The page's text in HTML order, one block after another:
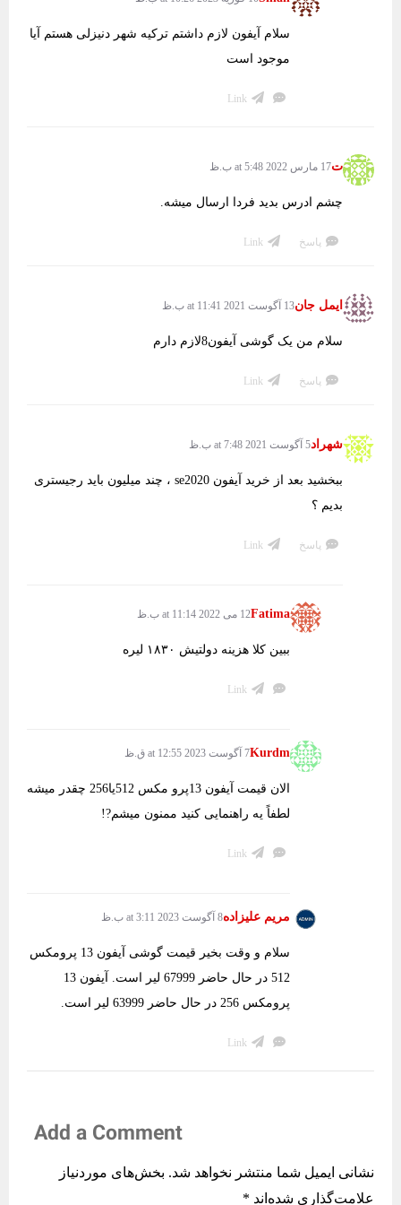
سلام آیفون لازم داشتم ترکیه شهر دنیزلی هستم آیا
موجود است
Link
ت17 مارس 2022 at 5:48 ب.ظ
چشم ادرس بدید فردا ارسال میشه.
پاسخ Link
ایمل جان13 آگوست 2021 at 11:41 ب.ظ
سلام من یک گوشی آیفون8لازم دارم
پاسخ Link
شهراد5 آگوست 2021 at 7:48 ب.ظ
ببخشید بعد از خرید آیفون se2020 ، چند میلیون باید رجیستری
بدیم ؟
پاسخ Link
Fatima12 می 2022 at 11:14 ب.ظ
ببین کلا هزینه دولتیش ۱۸۳۰ لیره
Link
Kurdm7 آگوست 2023 at 12:55 ق.ظ
الان قیمت آیفون 13پرو مکس 512یا256 چقدر میشه
لطفاً یه راهنمایی کنید ممنون میشم?!
Link
مریم علیزاده8 آگوست 2023 at 3:11 ب.ظ
سلام و وقت بخیر قیمت گوشی آیفون 13 پرومکس
512 در حال حاضر 67999 لیر است. آیفون 13
پرومکس 256 در حال حاضر 63999 لیر است.
Link
Add a Comment
نشانی ایمیل شما منتشر نخواهد شد. بخش‌های موردنیاز
علامت‌گذاری شده‌اند *